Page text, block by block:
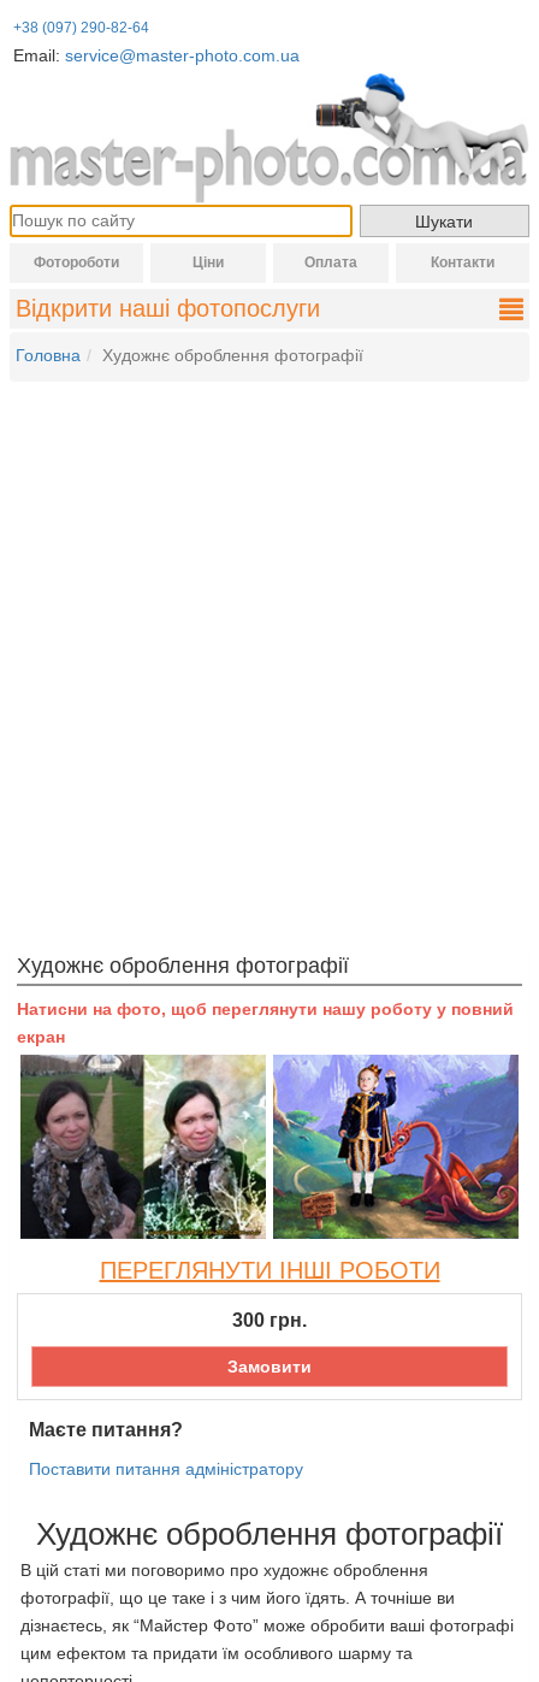
+38 (097) 290-82-64
Email: service@master-photo.com.ua
Фотороботи Ціни Оплата Контакти
Відкрити наші фотопослуги
Головна Художнє оброблення фотографії
Художнє оброблення фотографії
Натисни на фото, щоб переглянути нашу роботу у повний
екран
ПЕРЕГЛЯНУТИ ІНШІ РОБОТИ
300 грн.
Замовити
Маєте питання?
Поставити питання адміністратору
Художнє оброблення фотографії
В цій статі ми поговоримо про художнє оброблення
фотографії, що це таке і з чим його їдять. А точніше ви
дізнаєтесь, як “Майстер Фото” може обробити ваші фотографі
цим ефектом та придати їм особливого шарму та